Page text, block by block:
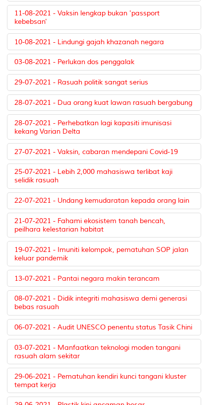
11-08-2021 - Vaksin lengkap bukan 'passport
kebebsan'
10-08-2021 - Lindungi gajah khazanah negara
03-08-2021 - Perlukan dos penggalak
29-07-2021 - Rasuah politik sangat serius
28-07-2021 - Dua orang kuat lawan rasuah bergabung
28-07-2021 - Perhebatkan lagi kapasiti imunisasi
kekang Varian Delta
27-07-2021 - Vaksin, cabaran mendepani Covid-19
25-07-2021 - Lebih 2,000 mahasiswa terlibat kaji
selidik rasuah
22-07-2021 - Undang kemudaratan kepada orang lain
21-07-2021 - Fahami ekosistem tanah bencah,
peilhara kelestarian habitat
19-07-2021 - Imuniti kelompok, pematuhan SOP jalan
keluar pandemik
13-07-2021 - Pantai negara makin terancam
08-07-2021 - Didik integriti mahasiswa demi generasi
bebas rasuah
06-07-2021 - Audit UNESCO penentu status Tasik Chini
03-07-2021 - Manfaatkan teknologi moden tangani
rasuah alam sekitar
29-06-2021 - Pematuhan kendiri kunci tangani kluster
tempat kerja